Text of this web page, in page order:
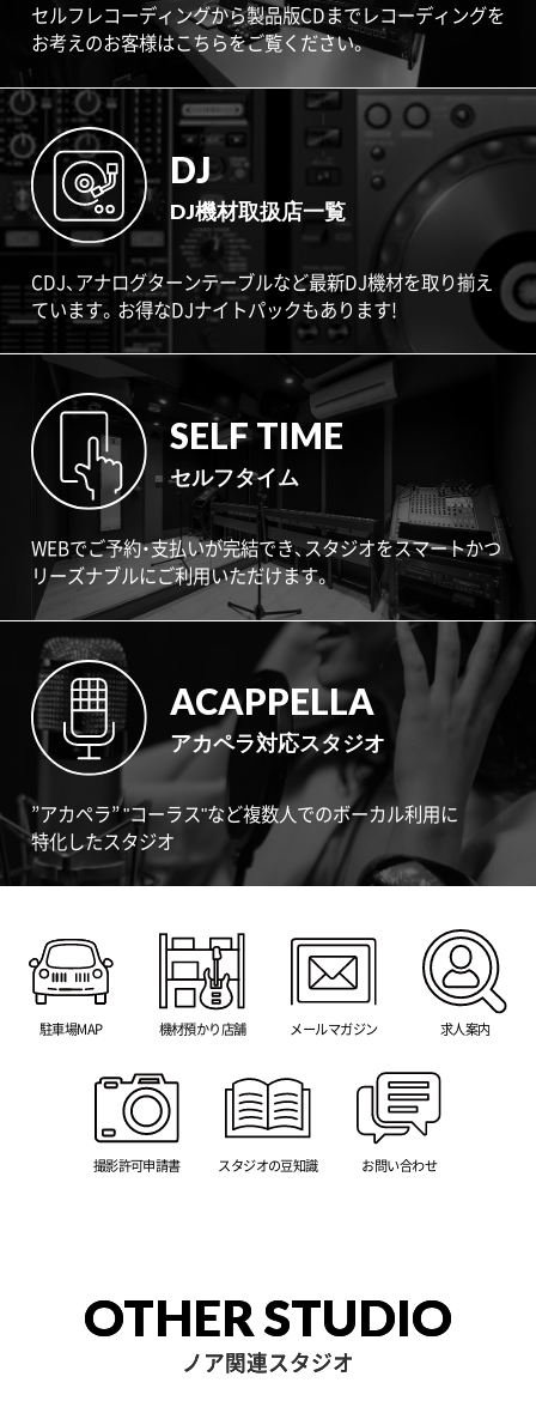
セルフレコーディングから製品版CDまでレコーディングを
お考えのお客様はこちらをご覧ください。
DJ
DJ機材取扱店一覧
CDJ、アナログターンテーブルなど最新DJ機材を取り揃え
ています。お得なDJナイトパックもあります!
SELF TIME
セルフタイム
WEBでご予約・支払いが完結でき、スタジオをスマートかつ
リーズナブルにご利用いただけます。
ACAPPELLA
アカペラ対応スタジオ
”アカペラ” "コーラス"など複数人でのボーカル利用に
特化したスタジオ
駐車場MAP 機材預かり店舗 メールマガジン 求人案内
撮影許可申請書 スタジオの豆知識 お問い合わせ
OTHER STUDIO
ノア関連スタジオ